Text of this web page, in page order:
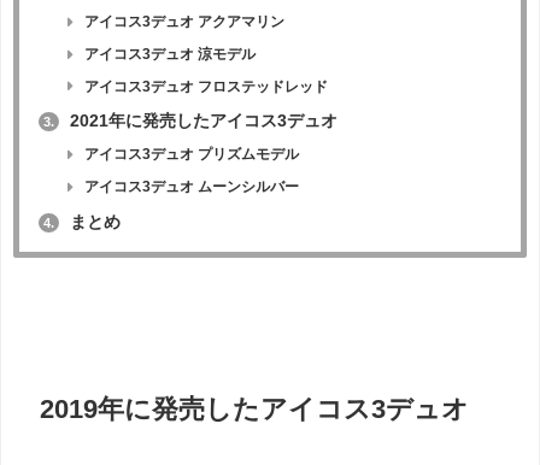
アイコス3デュオ アクアマリン
アイコス3デュオ 涼モデル
アイコス3デュオ フロステッドレッド
3. 2021年に発売したアイコス3デュオ
アイコス3デュオ プリズムモデル
アイコス3デュオ ムーンシルバー
4. まとめ
2019年に発売したアイコス3デュオ